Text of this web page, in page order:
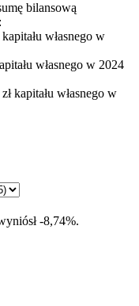
bilansową
własnego w
własnego w 2024
kapitału własnego w
-8,74%.